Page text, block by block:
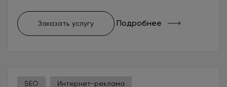
Заказать услугу Подробнее
SEO Интернет-реклама